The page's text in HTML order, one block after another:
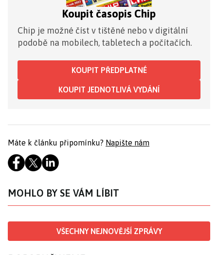
Koupit časopis Chip
Chip je možné číst v tištěné nebo v digitální
podobě na mobilech, tabletech a počítačích.
KOUPIT PŘEDPLATNÉ
KOUPIT JEDNOTLIVÁ VYDÁNÍ
Máte k článku připomínku? Napište nám
MOHLO BY SE VÁM LÍBIT
VŠECHNY NEJNOVĚJŠÍ ZPRÁVY